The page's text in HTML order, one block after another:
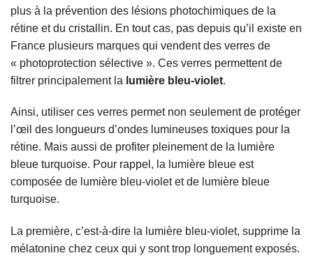
plus à la prévention des lésions photochimiques de la
rétine et du cristallin. En tout cas, pas depuis qu’il existe en
France plusieurs marques qui vendent des verres de
« photoprotection sélective ». Ces verres permettent de
filtrer principalement la lumière bleu-violet.
Ainsi, utiliser ces verres permet non seulement de protéger
l’œil des longueurs d’ondes lumineuses toxiques pour la
rétine. Mais aussi de profiter pleinement de la lumière
bleue turquoise. Pour rappel, la lumière bleue est
composée de lumière bleu-violet et de lumière bleue
turquoise.
La première, c’est-à-dire la lumière bleu-violet, supprime la
mélatonine chez ceux qui y sont trop longuement exposés.